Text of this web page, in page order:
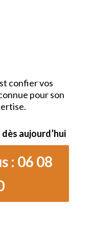
confier vos
pour son
aujourd’hui
: 06 08